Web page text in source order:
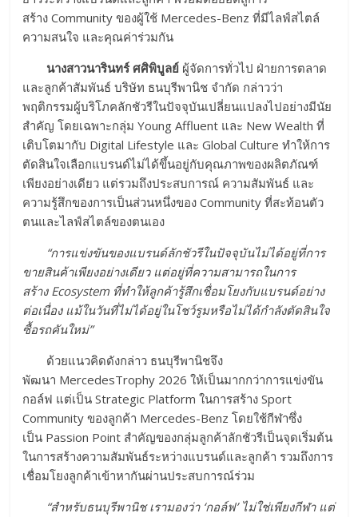
สร้าง Community ของผู้ใช้ Mercedes-Benz ที่มีไลฟ์สไตล์
ความสนใจ และคุณค่าร่วมกัน
นางสาวนารินทร์ ศศิพิบูลย์ ผู้จัดการทั่วไป ฝ่ายการตลาด
และลูกค้าสัมพันธ์ บริษัท ธนบุรีพานิช จำกัด กล่าวว่า
พฤติกรรมผู้บริโภคลักชัวรีในปัจจุบันเปลี่ยนแปลงไปอย่างมีนัย
สำคัญ โดยเฉพาะกลุ่ม Young Affluent และ New Wealth ที่
เติบโตมากับ Digital Lifestyle และ Global Culture ทำให้การ
ตัดสินใจเลือกแบรนด์ไม่ได้ขึ้นอยู่กับคุณภาพของผลิตภัณฑ์
เพียงอย่างเดียว แต่รวมถึงประสบการณ์ ความสัมพันธ์ และ
ความรู้สึกของการเป็นส่วนหนึ่งของ Community ที่สะท้อนตัว
ตนและไลฟ์สไตล์ของตนเอง
“การแข่งขันของแบรนด์ลักชัวรีในปัจจุบันไม่ได้อยู่ที่การ
ขายสินค้าเพียงอย่างเดียว แต่อยู่ที่ความสามารถในการ
สร้าง Ecosystem ที่ทำให้ลูกค้ารู้สึกเชื่อมโยงกับแบรนด์อย่าง
ต่อเนื่อง แม้ในวันที่ไม่ได้อยู่ในโชว์รูมหรือไม่ได้กำลังตัดสินใจ
ซื้อรถคันใหม่”
ด้วยแนวคิดดังกล่าว ธนบุรีพานิชจึง
พัฒนา MercedesTrophy 2026 ให้เป็นมากกว่าการแข่งขัน
กอล์ฟ แต่เป็น Strategic Platform ในการสร้าง Sport
Community ของลูกค้า Mercedes-Benz โดยใช้กีฬาซึ่ง
เป็น Passion Point สำคัญของกลุ่มลูกค้าลักชัวรีเป็นจุดเริ่มต้น
ในการสร้างความสัมพันธ์ระหว่างแบรนด์และลูกค้า รวมถึงการ
เชื่อมโยงลูกค้าเข้าหากันผ่านประสบการณ์ร่วม
“สำหรับธนบุรีพานิช เรามองว่า ‘กอล์ฟ’ ไม่ใช่เพียงกีฬา แต่